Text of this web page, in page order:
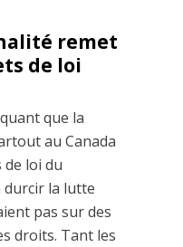
remet
de loi
que la
au Canada
loi du
la lutte
pas sur des
droits. Tant les